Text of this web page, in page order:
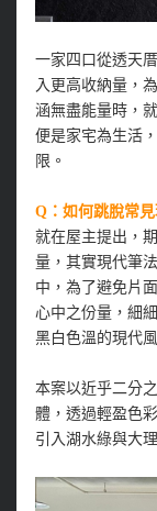
一家四口從透天
入更高收納量，
涵無盡能量時，
便是家宅為生活
限。
Q：如何跳脫常見
就在屋主提出，
量，其實現代筆
中，為了避免片
心中之份量，細
黑白色溫的現代風
本案以近乎二分
體，透過輕盈色
引入湖水綠與大